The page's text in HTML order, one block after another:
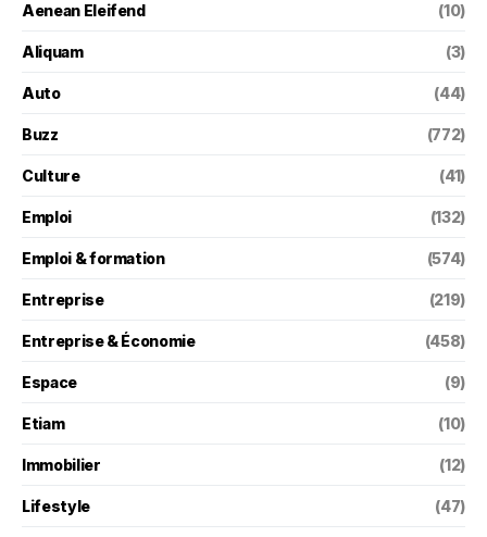
Aenean Eleifend (10)
Aliquam (3)
Auto (44)
Buzz (772)
Culture (41)
Emploi (132)
Emploi & formation (574)
Entreprise (219)
Entreprise & Économie (458)
Espace (9)
Etiam (10)
Immobilier (12)
Lifestyle (47)